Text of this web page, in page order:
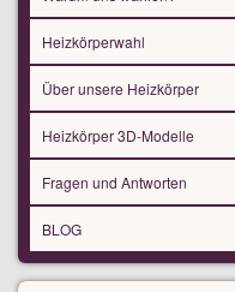
Heizkörperwahl
Über unsere Heizkörper
Heizkörper 3D-Modelle
Fragen und Antworten
BLOG